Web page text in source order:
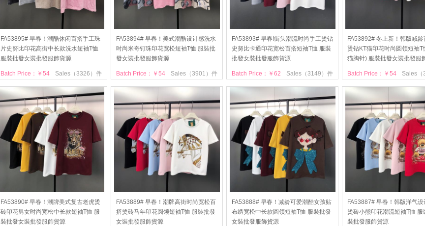
FA53895# 早春！潮酷休闲百搭手工珠
片史努比印花高街中长款洗水短袖T恤
服裝批發女裝批發服飾貨源
Sales（3326）件
Batch Price：￥54
FA53894# 早春！美式潮酷设计感洗水
时尚米奇钉珠印花宽松短袖T恤 服裝批
發女裝批發服飾貨源
Sales（3901）件
Batch Price：￥54
FA53893# 早春!街头潮流时尚手工烫钻
史努比卡通印花宽松百搭短袖T恤 服裝
批發女裝批發服飾貨源
Sales（3149）件
Batch Price：￥62
FA53892# 冬上新！韩版减
烫钻KT猫印花时尚圆领短袖T
猫胸针) 服裝批發女裝批發服
Sales（
Batch Price：￥54
FA53890# 早春！潮牌美式复古老虎烫
砖印花男女时尚宽松中长款短袖T恤 服
裝批發女裝批發服飾貨源
FA53889# 早春！潮牌高街时尚宽松百
搭烫砖马年印花圆领短袖T恤 服裝批發
女裝批發服飾貨源
FA53888# 早春！减龄可爱潮酷女孩贴
布绣宽松中长款圆领短袖T恤 服裝批發
女裝批發服飾貨源
FA53887# 早春！韩版洋气
烫砖小熊印花潮流短袖T恤 服
裝批發服飾貨源